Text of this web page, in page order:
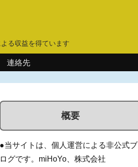
る収益を得ています
連絡先
概要
●当サイトは、個人運営による非公式ブ
ログです。miHoYo、株式会社